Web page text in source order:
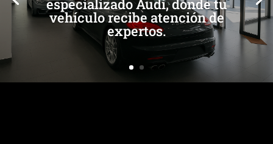
especializado Audi, donde tu
vehículo recibe atención de
expertos.